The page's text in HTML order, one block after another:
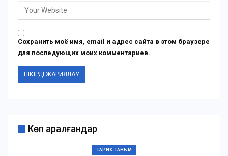
Сохранить моё имя, email и адрес сайта в этом браузере
для последующих моих комментариев.
Көп қаралғандар
ТАРИХ-ТАНЫМ